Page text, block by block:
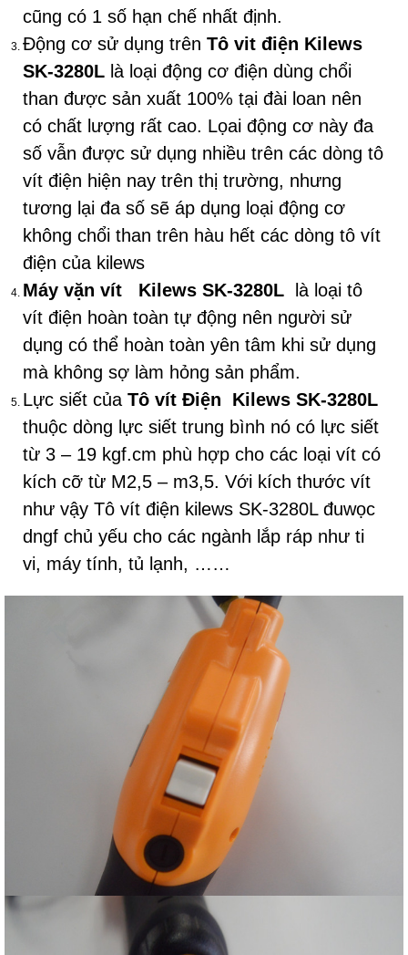
cũng có 1 số hạn chế nhất định.
Động cơ sử dụng trên Tô vit điện Kilews
SK-3280L là loại động cơ điện dùng chổi
than được sản xuất 100% tại đài loan nên
có chất lượng rất cao. Lọai động cơ này đa
số vẫn được sử dụng nhiều trên các dòng tô
vít điện hiện nay trên thị trường, nhưng
tương lại đa số sẽ áp dụng loại động cơ
không chổi than trên hàu hết các dòng tô vít
điện của kilews
Máy vặn vít Kilews SK-3280L là loại tô
vít điện hoàn toàn tự động nên người sử
dụng có thể hoàn toàn yên tâm khi sử dụng
mà không sợ làm hỏng sản phẩm.
Lực siết của Tô vít Điện Kilews SK-3280L
thuộc dòng lực siết trung bình nó có lực siết
từ 3 – 19 kgf.cm phù hợp cho các loại vít có
kích cỡ từ M2,5 – m3,5. Với kích thước vít
như vậy Tô vít điện kilews SK-3280L đuwọc
dngf chủ yếu cho các ngành lắp ráp như ti
vi, máy tính, tủ lạnh, ……